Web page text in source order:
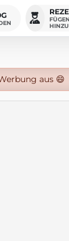
HINZU
aus 😄